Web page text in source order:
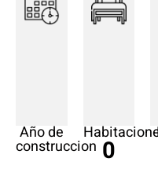
Año de
construccion 0